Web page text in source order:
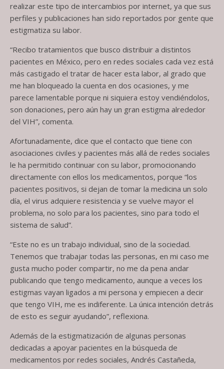
realizar este tipo de intercambios por internet, ya que sus
perfiles y publicaciones han sido reportados por gente que
estigmatiza su labor.
“Recibo tratamientos que busco distribuir a distintos
pacientes en México, pero en redes sociales cada vez está
más castigado el tratar de hacer esta labor, al grado que
me han bloqueado la cuenta en dos ocasiones, y me
parece lamentable porque ni siquiera estoy vendiéndolos,
son donaciones, pero aún hay un gran estigma alrededor
del VIH”, comenta.
Afortunadamente, dice que el contacto que tiene con
asociaciones civiles y pacientes más allá de redes sociales
le ha permitido continuar con su labor, promocionando
directamente con ellos los medicamentos, porque “los
pacientes positivos, si dejan de tomar la medicina un solo
día, el virus adquiere resistencia y se vuelve mayor el
problema, no solo para los pacientes, sino para todo el
sistema de salud”.
“Este no es un trabajo individual, sino de la sociedad.
Tenemos que trabajar todas las personas, en mi caso me
gusta mucho poder compartir, no me da pena andar
publicando que tengo medicamento, aunque a veces los
estigmas vayan ligados a mi persona y empiecen a decir
que tengo VIH, me es indiferente. La única intención detrás
de esto es seguir ayudando”, reflexiona.
Además de la estigmatización de algunas personas
dedicadas a apoyar pacientes en la búsqueda de
medicamentos por redes sociales, Andrés Castañeda,